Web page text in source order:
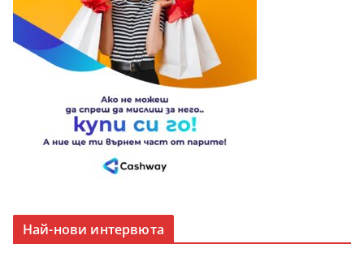
Най-нови интервюта